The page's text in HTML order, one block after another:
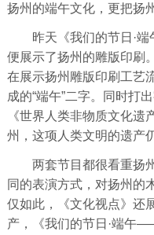
扬州的端午文化，更把扬
昨天《我们的节日·端
便展示了扬州的雕版印刷
在展示扬州雕版印刷工艺
成的“端午”二字。同时打
《世界人类非物质文化
州，这项人类文明的遗产
两套节目都很看重扬州
同的表演方式，对扬州的
仅如此，《文化视点》还
产，《我们的节日·端午